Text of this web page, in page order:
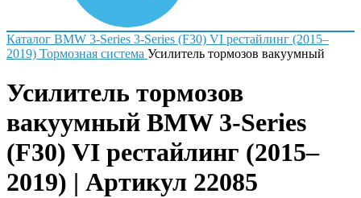
Каталог BMW 3-Series 3-Series (F30) VI рестайлинг (2015–
2019) Тормозная система Усилитель тормозов вакуумный
Усилитель тормозов
вакуумный BMW 3-Series
(F30) VI рестайлинг (2015–
2019) | Артикул 22085